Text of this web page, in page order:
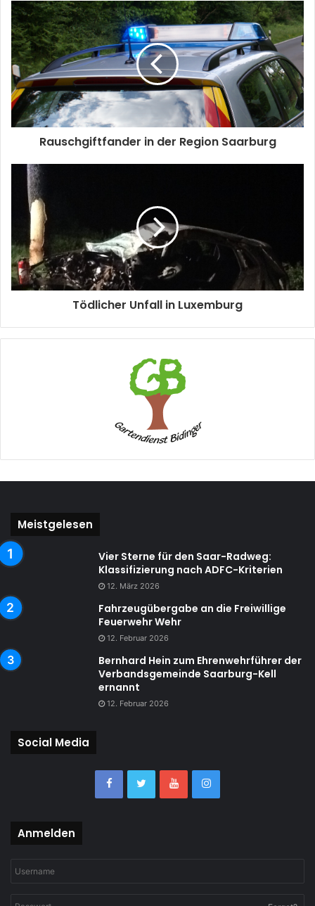
Rauschgiftfander in der Region Saarburg
Tödlicher Unfall in Luxemburg
Meistgelesen
Vier Sterne für den Saar-Radweg:
Klassifizierung nach ADFC-Kriterien
12. März 2026
Fahrzeugübergabe an die Freiwillige
Feuerwehr Wehr
12. Februar 2026
Bernhard Hein zum Ehrenwehrführer der
Verbandsgemeinde Saarburg-Kell
ernannt
12. Februar 2026
Social Media
Anmelden